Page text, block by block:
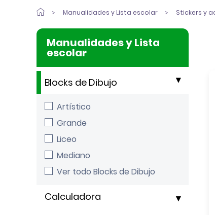
Manualidades y Lista escolar Stickers y
Manualidades y Lista
escolar
Artístico
Grande
Liceo
Mediano
Ver todo Blocks de Dibujo
Blocks de Dibujo
Calculadora